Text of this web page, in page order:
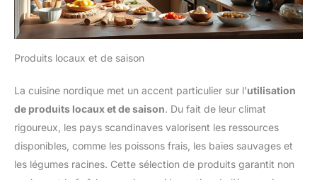
Produits locaux et de saison
La cuisine nordique met un accent particulier sur l’utilisation
de produits locaux et de saison. Du fait de leur climat
rigoureux, les pays scandinaves valorisent les ressources
disponibles, comme les poissons frais, les baies sauvages et
les légumes racines. Cette sélection de produits garantit non